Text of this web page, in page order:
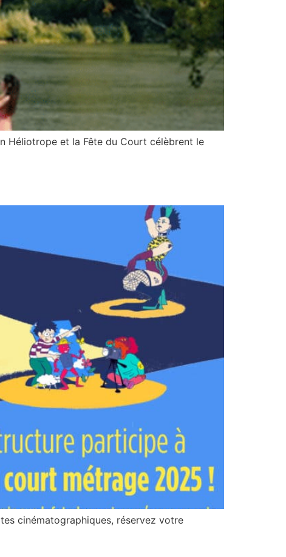
Héliotrope et la Fête du Court célèbrent le
cinématographiques, réservez votre